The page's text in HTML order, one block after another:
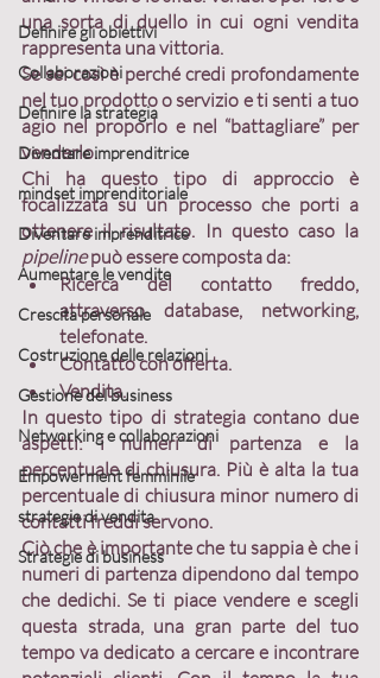
Definire gli obiettivi
Collaborazioni
Definire la strategia
Diventare imprenditrice
mindset imprenditoriale
Diventare imprenditrice
Aumentare le vendite
Crescita personale
Costruzione delle relazioni
Gestione del business
Networking e collaborazioni
Empowerment femminile
strategie di vendita
Strategie di business
una sorta di duello in cui ogni vendita
rappresenta una vittoria.
Se sei così è perché credi profondamente
nel tuo prodotto o servizio e ti senti a tuo
agio nel proporlo e nel “battagliare” per
venderlo.
Chi ha questo tipo di approccio è
focalizzata su un processo che porti a
pipeline può essere composta da:
Ricerca del contatto freddo,
attraverso database, networking,
telefonate.
Contatto con offerta.
Vendita.
In questo tipo di strategia contano due
aspetti: i numeri di partenza e la
percentuale di chiusura. Più è alta la tua
percentuale di chiusura minor numero di
contatti freddi servono.
Ciò che è importante che tu sappia è che i
numeri di partenza dipendono dal tempo
che dedichi. Se ti piace vendere e scegli
questa strada, una gran parte del tuo
tempo va dedicato a cercare e incontrare